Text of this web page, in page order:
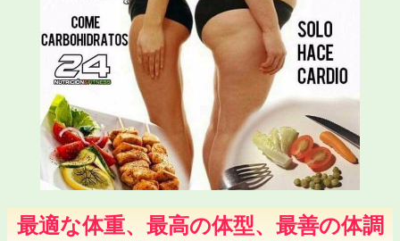
最適な体重、最高の体型、最善の体調